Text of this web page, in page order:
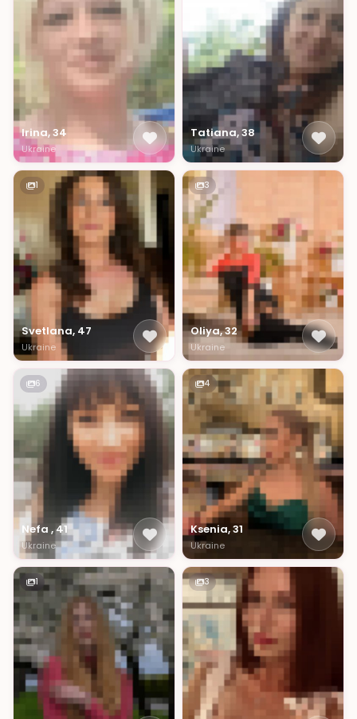
Irina, 34
Ukraine
Tatiana, 38
Ukraine
1
Svetlana, 47
Ukraine
3
Oliya, 32
Ukraine
6
Nefa , 41
Ukraine
4
Ksenia, 31
Ukraine
1 3